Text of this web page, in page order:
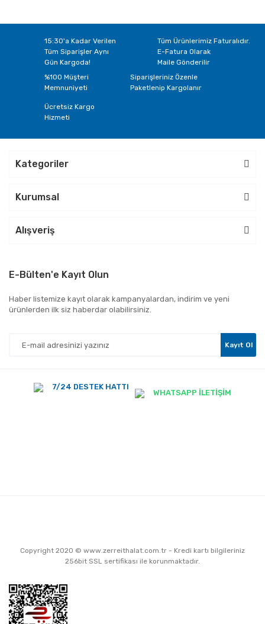
15:30'a Kadar Verilen
Tüm Siparişler Aynı
Gün Kargoda!
Tüm Ürünlerimiz Faturalıdır.
E-Fatura Olarak
Maile Gönderilir
%100 Müşteri
Memnuniyeti
Siparişleriniz Özenle
Paketlenip Kargolanır
Ücretsiz Kargo
Hizmeti
Kategoriler
Kurumsal
Alışveriş
E-Bülten'e Kayıt Olun
Haber listemize kayıt olarak kampanyalardan, indirim ve yeni
ürünlerden ilk siz haberdar olabilirsiniz.
Kayıt Ol
7/24 DESTEK HATTI
WHATSAPP İLETİŞİM
Copyright 2020 © www.zerreithalat.com.tr - Kredi kartı bilgileriniz
256bit SSL sertifikası ile korunmaktadır.